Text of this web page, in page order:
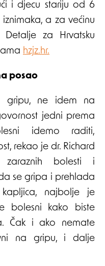
i djecu stariju od 6
iznimaka, a za većinu
za Hrvatsku
hzjz.hr.
posao
gripu, ne idem na
jedni prema
idemo raditi,
rekao je dr. Richard
zaraznih bolesti i
se gripa i prehlada
kapljica, najbolje je
bolesni kako biste
Čak i ako nemate
na gripu, i dalje